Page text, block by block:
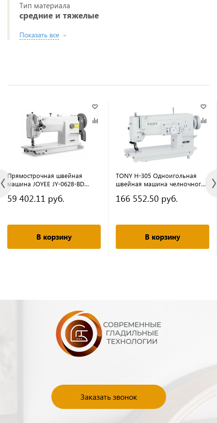
Тип материала
средние и тяжелые
Показать все
Прямострочная швейная
машина JOYEE JY-0628-BD
59 402.11 руб.
В корзину
TONY H-305 Одноигольная
швейная машина челночного
166 552.50 руб.
В корзину
Заказать звонок